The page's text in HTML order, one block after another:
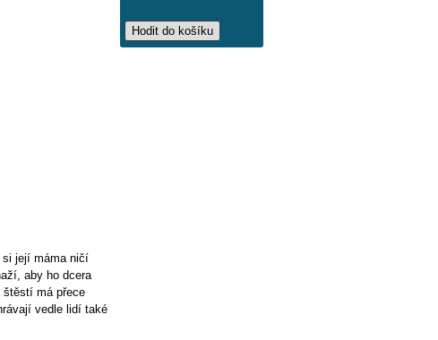
si její máma ničí
aby ho dcera
štěstí má přece
vedle lidí také